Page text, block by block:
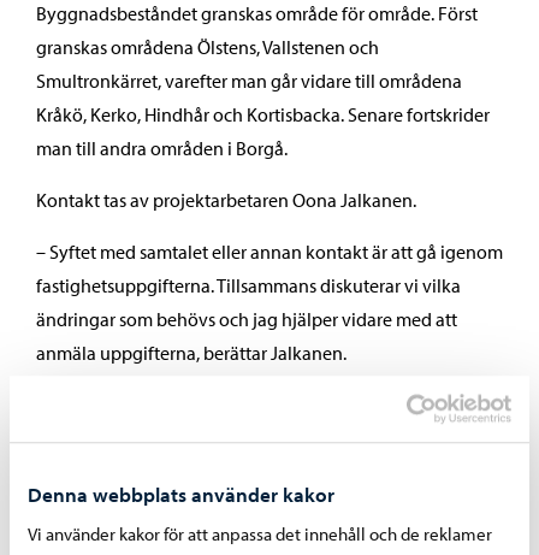
Denna webbplats använder kakor
Vi använder kakor för att anpassa det innehåll och de reklamer
Byggnadsbeståndet granskas område för område. Först
granskas områdena Ölstens, Vallstenen och
Smultronkärret, varefter man går vidare till områdena
Kråkö, Kerko, Hindhår och Kortisbacka. Senare fortskrider
man till andra områden i Borgå.
Kontakt tas av projektarbetaren Oona Jalkanen.
– Syftet med samtalet eller annan kontakt är att gå igenom
fastighetsuppgifterna. Tillsammans diskuterar vi vilka
ändringar som behövs och jag hjälper vidare med att
anmäla uppgifterna, berättar Jalkanen.
Projektarbetare Oona Jalkanen, telefontid tisdagar kl. 10–
12, tfn 040 121 7846.
Projektarbetaren är på plats i Borgåinfo (i rummet Bark)
må 6.7.2026 kl. 10–12 och må 27.7.2026 kl. 10–12.